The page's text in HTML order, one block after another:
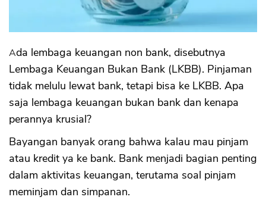
Sekuritas Saham
Bank Digital
Crypto
Exchange
Asuransi
Asuransi Jiwa
Asuransi Kesehatan
Ada lembaga keuangan non bank, disebutnya
Lembaga Keuangan Bukan Bank (LKBB). Pinjaman
tidak melulu lewat bank, tetapi bisa ke LKBB. Apa
saja lembaga keuangan bukan bank dan kenapa
perannya krusial?
Bayangan banyak orang bahwa kalau mau pinjam
atau kredit ya ke bank. Bank menjadi bagian penting
dalam aktivitas keuangan, terutama soal pinjam
meminjam dan simpanan.